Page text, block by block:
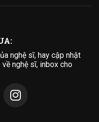
nghệ sĩ, hay cập nhật
nghệ sĩ, inbox cho